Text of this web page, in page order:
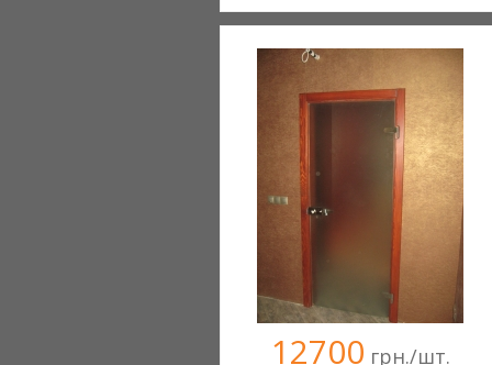
067 9092985
12700 грн./шт.